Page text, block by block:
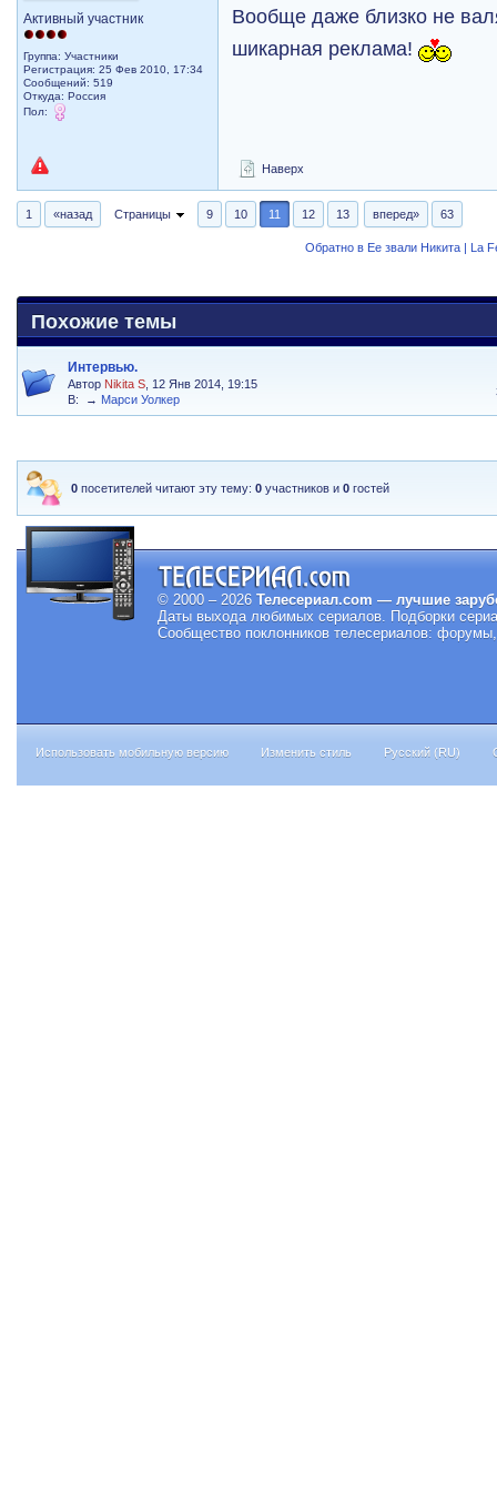
Активный участник
Группа: Участники
Регистрация: 25 Фев 2010, 17:34
Сообщений: 519
Откуда: Россия
Пол:
Вообще даже близко не
шикарная реклама!
Наверх
1 «назад Страницы 9 10 11 12 13 вперед» 63
Обратно в Ее звали Никита | La
Похожие темы
Интервью.
Автор Nikita S , 12 Янв 2014, 19:15
В:
→ Марси Уолкер
0 посетителей читают эту тему:0 участников и0 гостей
© 2000 – 2026 Телесериал.com — лучшие
Даты выхода любимых сериалов. Подборки
Сообщество поклонников телесериалов:
Использовать мобильную версию Изменить стиль Русский (RU)